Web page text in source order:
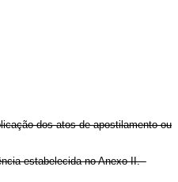
dos atos de apostilamento ou
estabelecida no Anexo II.